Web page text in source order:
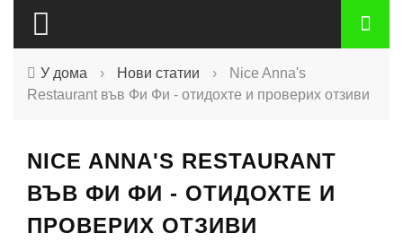
У дома › Нови статии ›
Nice Anna's
Restaurant във Фи Фи - отидохте и проверих отзиви
NICE ANNA'S RESTAURANT
ВЪВ ФИ ФИ - ОТИДОХТЕ И
ПРОВЕРИХ ОТЗИВИ